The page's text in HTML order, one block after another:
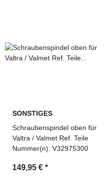
SONSTIGES
Schraubenspindel oben für
Valtra / Valmet Ref. Teile
Nummer(n): V32975300
149,95 € *